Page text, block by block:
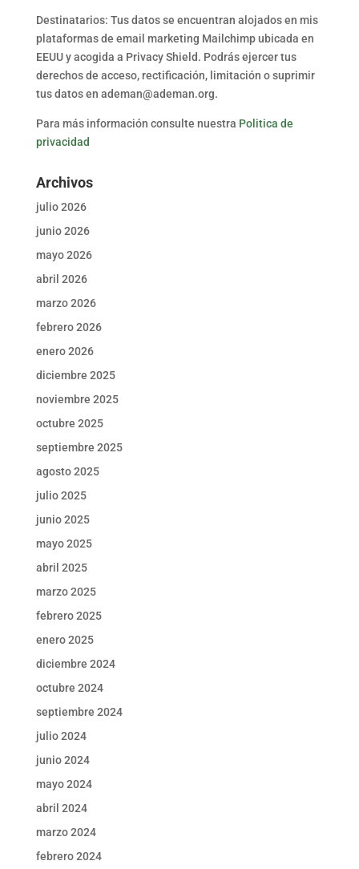
Destinatarios: Tus datos se encuentran alojados en mis
plataformas de email marketing Mailchimp ubicada en
EEUU y acogida a Privacy Shield. Podrás ejercer tus
derechos de acceso, rectificación, limitación o suprimir
tus datos en ademan@ademan.org.
Para más información consulte nuestra Politica de
privacidad
Archivos
julio 2026
junio 2026
mayo 2026
abril 2026
marzo 2026
febrero 2026
enero 2026
diciembre 2025
noviembre 2025
octubre 2025
septiembre 2025
agosto 2025
julio 2025
junio 2025
mayo 2025
abril 2025
marzo 2025
febrero 2025
enero 2025
diciembre 2024
octubre 2024
septiembre 2024
julio 2024
junio 2024
mayo 2024
abril 2024
marzo 2024
febrero 2024